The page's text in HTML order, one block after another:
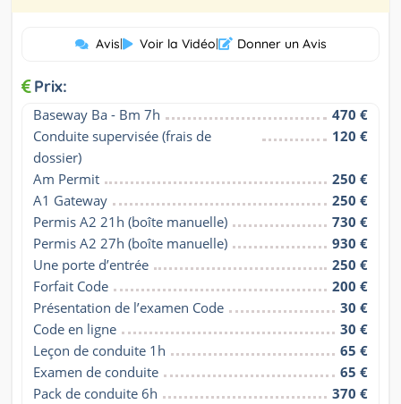
Avis| Voir la Vidéo| Donner un Avis
Prix:
Baseway Ba - Bm 7h
470 €
Conduite supervisée (frais de
dossier)
120 €
Am Permit
250 €
A1 Gateway
250 €
Permis A2 21h (boîte manuelle)
730 €
Permis A2 27h (boîte manuelle)
930 €
Une porte d’entrée
250 €
Forfait Code
200 €
Présentation de l’examen Code
30 €
Code en ligne
30 €
Leçon de conduite 1h
65 €
Examen de conduite
65 €
Pack de conduite 6h
370 €